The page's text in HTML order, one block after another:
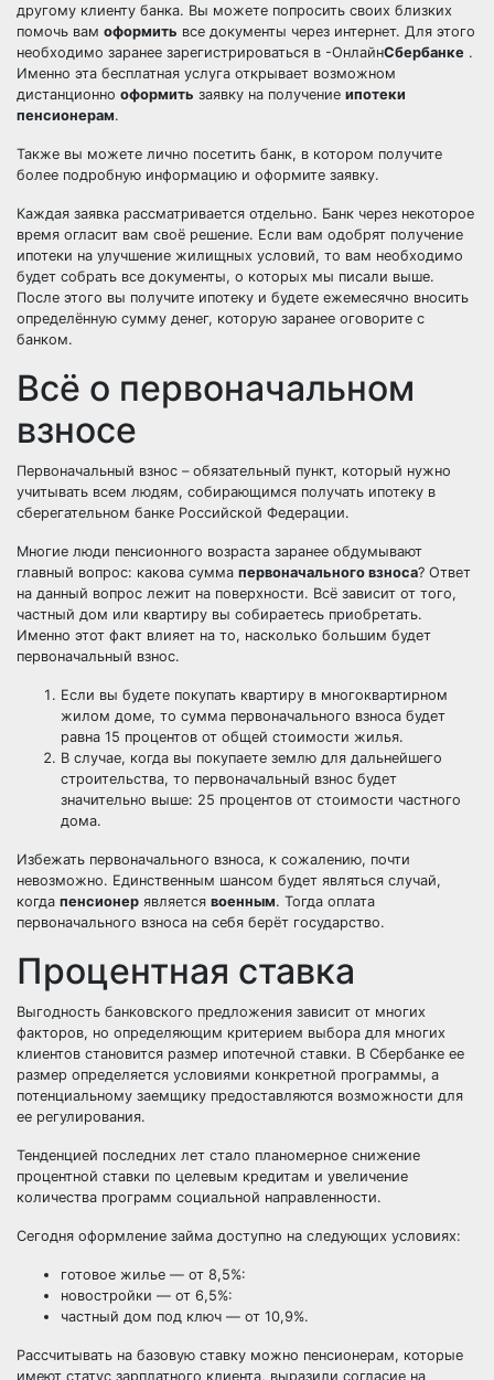
другому клиенту банка. Вы можете попросить своих близких
помочь вам оформить все документы через интернет. Для этого
необходимо заранее зарегистрироваться в -ОнлайнСбербанке .
Именно эта бесплатная услуга открывает возможном
дистанционно оформить заявку на получение ипотеки
пенсионерам.
Также вы можете лично посетить банк, в котором получите
более подробную информацию и оформите заявку.
Каждая заявка рассматривается отдельно. Банк через некоторое
время огласит вам своё решение. Если вам одобрят получение
ипотеки на улучшение жилищных условий, то вам необходимо
будет собрать все документы, о которых мы писали выше.
После этого вы получите ипотеку и будете ежемесячно вносить
определённую сумму денег, которую заранее оговорите с
банком.
Всё о первоначальном
взносе
Первоначальный взнос – обязательный пункт, который нужно
учитывать всем людям, собирающимся получать ипотеку в
сберегательном банке Российской Федерации.
Многие люди пенсионного возраста заранее обдумывают
главный вопрос: какова сумма первоначального взноса? Ответ
на данный вопрос лежит на поверхности. Всё зависит от того,
частный дом или квартиру вы собираетесь приобретать.
Именно этот факт влияет на то, насколько большим будет
первоначальный взнос.
Если вы будете покупать квартиру в многоквартирном
жилом доме, то сумма первоначального взноса будет
равна 15 процентов от общей стоимости жилья.
В случае, когда вы покупаете землю для дальнейшего
строительства, то первоначальный взнос будет
значительно выше: 25 процентов от стоимости частного
дома.
Избежать первоначального взноса, к сожалению, почти
невозможно. Единственным шансом будет являться случай,
когда пенсионер является военным. Тогда оплата
первоначального взноса на себя берёт государство.
Процентная ставка
Выгодность банковского предложения зависит от многих
факторов, но определяющим критерием выбора для многих
клиентов становится размер ипотечной ставки. В Сбербанке ее
размер определяется условиями конкретной программы, а
потенциальному заемщику предоставляются возможности для
ее регулирования.
Тенденцией последних лет стало планомерное снижение
процентной ставки по целевым кредитам и увеличение
количества программ социальной направленности.
Сегодня оформление займа доступно на следующих условиях:
готовое жилье — от 8,5%:
новостройки — от 6,5%:
частный дом под ключ — от 10,9%.
Рассчитывать на базовую ставку можно пенсионерам, которые
имеют статус зарплатного клиента, выразили согласие на